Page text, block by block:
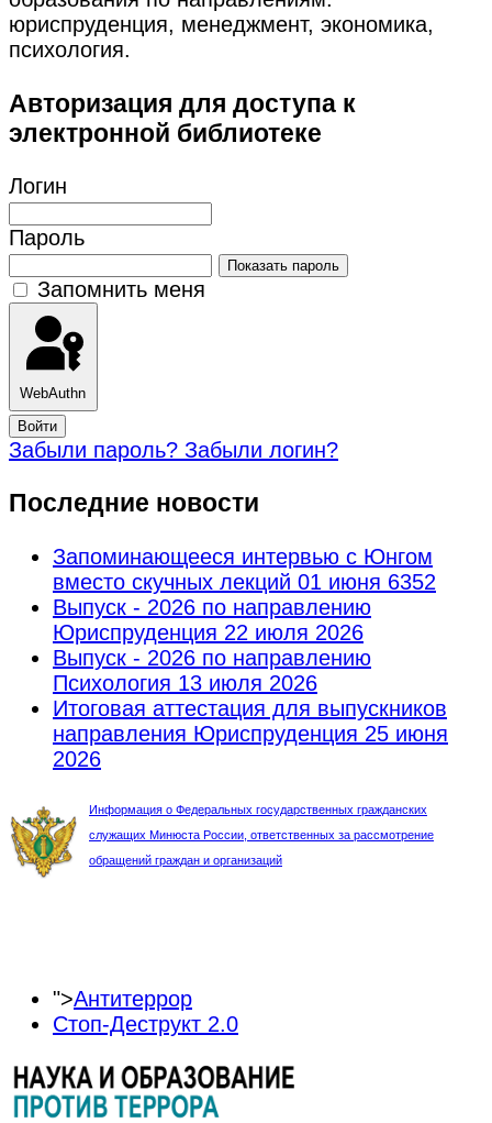
юриспруденция, менеджмент, экономика,
психология.
Авторизация для доступа к
электронной библиотеке
Логин
Пароль
Показать пароль
Запомнить меня
WebAuthn
Войти
Забыли пароль? Забыли логин?
Последние новости
Запоминающееся интервью с Юнгом
вместо скучных лекций 01 июня 6352
Выпуск - 2026 по направлению
Юриспруденция 22 июля 2026
Выпуск - 2026 по направлению
Психология 13 июля 2026
Итоговая аттестация для выпускников
направления Юриспруденция 25 июня
2026
Информация о Федеральных государственных гражданских
служащих Минюста России, ответственных за рассмотрение
обращений граждан и организаций
">Антитеррор
Стоп-Деструкт 2.0